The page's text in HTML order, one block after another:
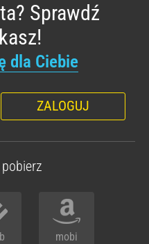
Sprawdź
dla Ciebie
ZALOGUJ
mobi